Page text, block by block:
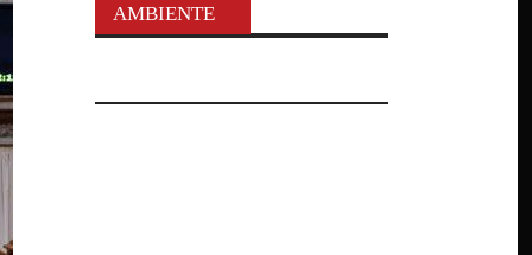
AMBIENTE